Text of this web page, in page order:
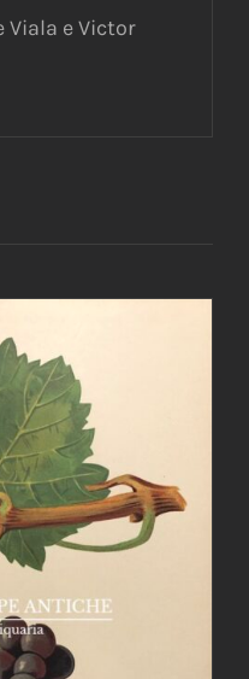
Viala e Victor
/